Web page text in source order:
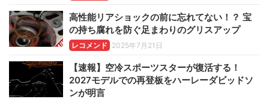
高性能リアショックの前に忘れてない！？ 宝
の持ち腐れを防ぐ足まわりのグリスアップ
レコメンド 2025年7月21日
【速報】空冷スポーツスターが復活する！
2027モデルでの再登板をハーレーダビッドソ
ンが明言